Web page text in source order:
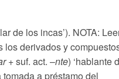
de los incas’). NOTA:
los derivados y
+ suf. act. –nte) ‘hablante
tomada a préstamo del